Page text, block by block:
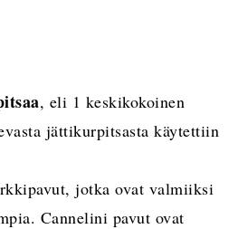
, eli 1 keskikokoinen
jättikurpitsasta käytettiin
jotka ovat valmiiksi
Cannelini pavut ovat